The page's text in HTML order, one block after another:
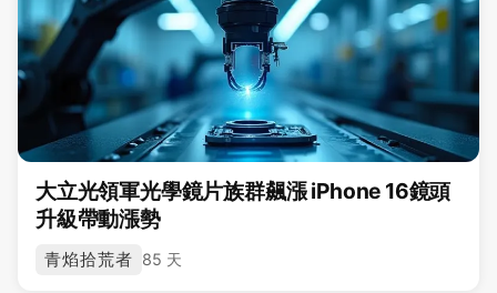
大立光領軍光學鏡片族群飆漲 iPhone 16鏡頭
升級帶動漲勢
青焰拾荒者 85 天